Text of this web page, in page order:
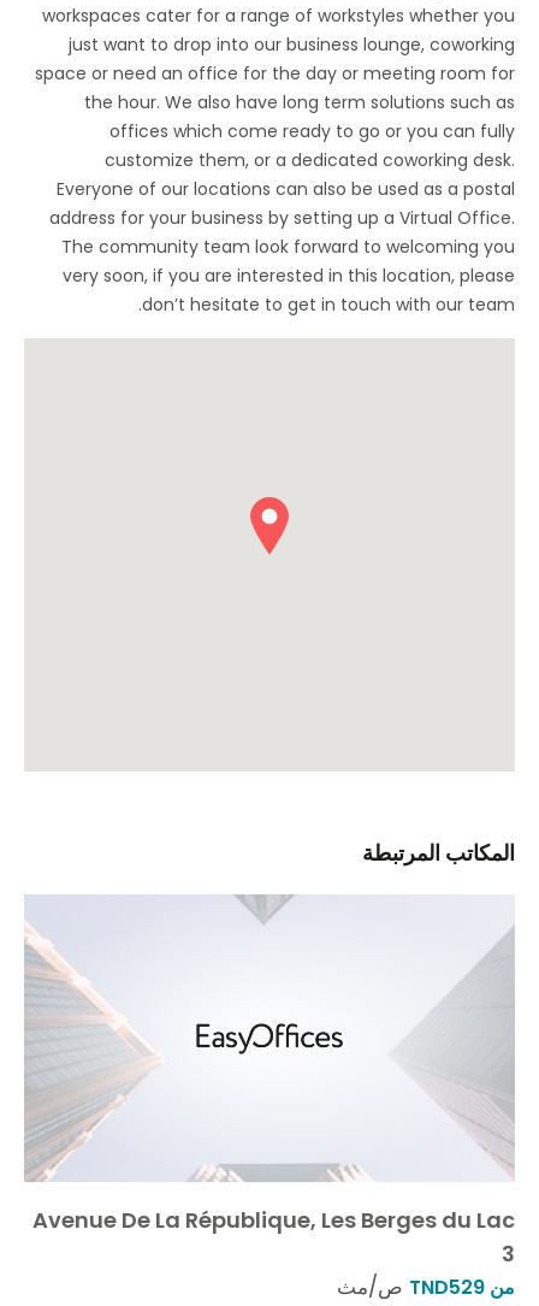
workspaces cater for a range of workstyles whether you
just want to drop into our business lounge, coworking
space or need an office for the day or meeting room for
the hour. We also have long term solutions such as
offices which come ready to go or you can fully
customize them, or a dedicated coworking desk.
Everyone of our locations can also be used as a postal
address for your business by setting up a Virtual Office.
The community team look forward to welcoming you
very soon, if you are interested in this location, please
don’t hesitate to get in touch with our team.
المكاتب المرتبطة
Avenue De La République, Les Berges du Lac
3
من TND529 ص/مث